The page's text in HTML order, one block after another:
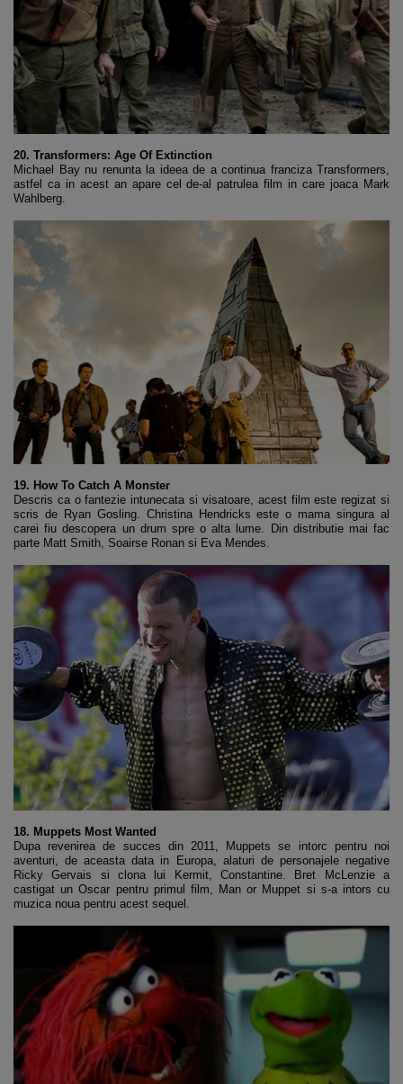
20. Transformers: Age Of Extinction
Michael Bay nu renunta la ideea de a continua franciza Transformers,
astfel ca in acest an apare cel de-al patrulea film in care joaca Mark
Wahlberg.
19. How To Catch A Monster
Descris ca o fantezie intunecata si visatoare, acest film este regizat si
scris de Ryan Gosling. Christina Hendricks este o mama singura al
carei fiu descopera un drum spre o alta lume. Din distributie mai fac
parte Matt Smith, Soairse Ronan si Eva Mendes.
18. Muppets Most Wanted
Dupa revenirea de succes din 2011, Muppets se intorc pentru noi
aventuri, de aceasta data in Europa, alaturi de personajele negative
Ricky Gervais si clona lui Kermit, Constantine. Bret McLenzie a
castigat un Oscar pentru primul film, Man or Muppet si s-a intors cu
muzica noua pentru acest sequel.